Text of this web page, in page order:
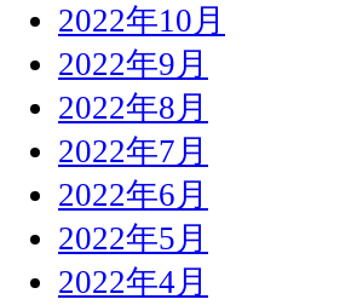
2022年10月
2022年9月
2022年8月
2022年7月
2022年6月
2022年5月
2022年4月